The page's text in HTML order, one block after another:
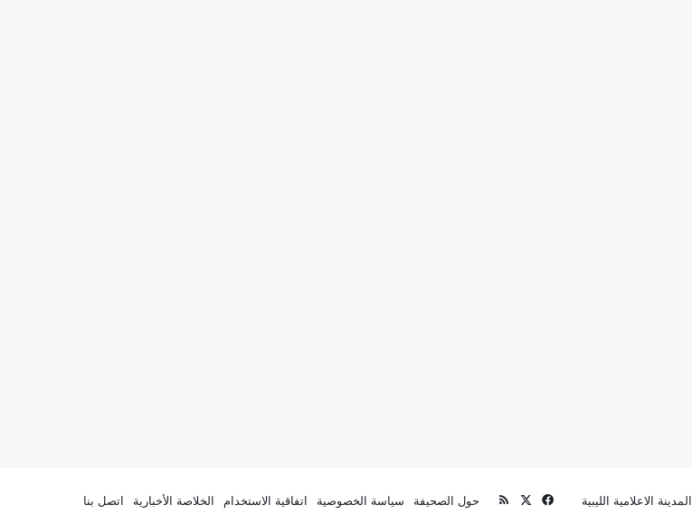
المدينة الاعلامية الليبية حول الصحيفة سياسة الخصوصية اتفاقية الاستخدام الخلاصة الأخبارية اتصل بنا فيسبوكملخص